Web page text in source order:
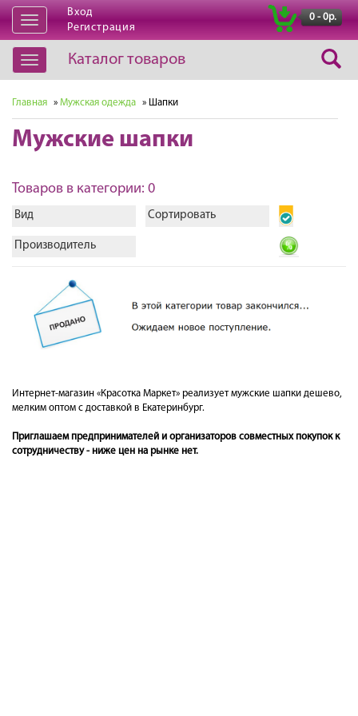
Открыть
навигацию
Вход
Регистрация
0 - 0р.
Открыть
навигацию
Каталог товаров
Главная » Мужская одежда » Шапки
Мужские шапки
Товаров в категории: 0
Вид Сортировать
Производитель
Интернет-магазин «Красотка Маркет» реализует мужские шапки дешево,
мелким оптом с доставкой в Екатеринбург.
Приглашаем предпринимателей и организаторов совместных покупок к
сотрудничеству - ниже цен на рынке нет.